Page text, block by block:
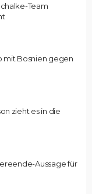
Team
mit Bosnien gegen
zieht es in die
Aussage für